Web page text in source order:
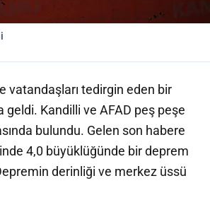
vatandaşları tedirgin eden bir
Kandilli ve AFAD peş peşe
bulundu. Gelen son habere
4,0 büyüklüğünde bir deprem
derinliği ve merkez üssü